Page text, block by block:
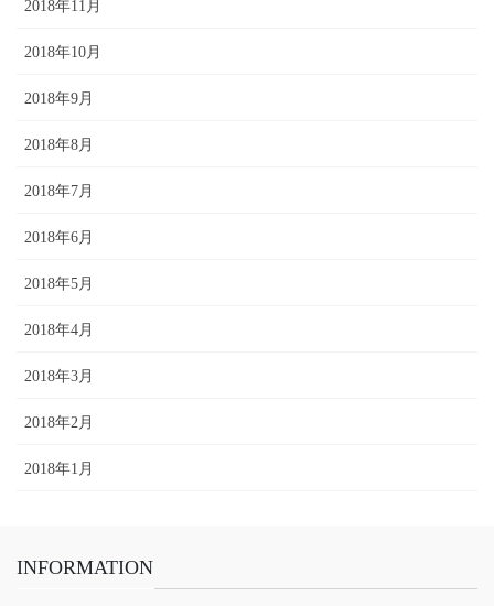
2018年11月
2018年10月
2018年9月
2018年8月
2018年7月
2018年6月
2018年5月
2018年4月
2018年3月
2018年2月
2018年1月
INFORMATION